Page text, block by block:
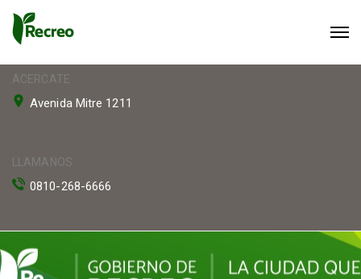
ACERCATE
Avenida Mitre 1211
LLAMANOS
0810-268-6666